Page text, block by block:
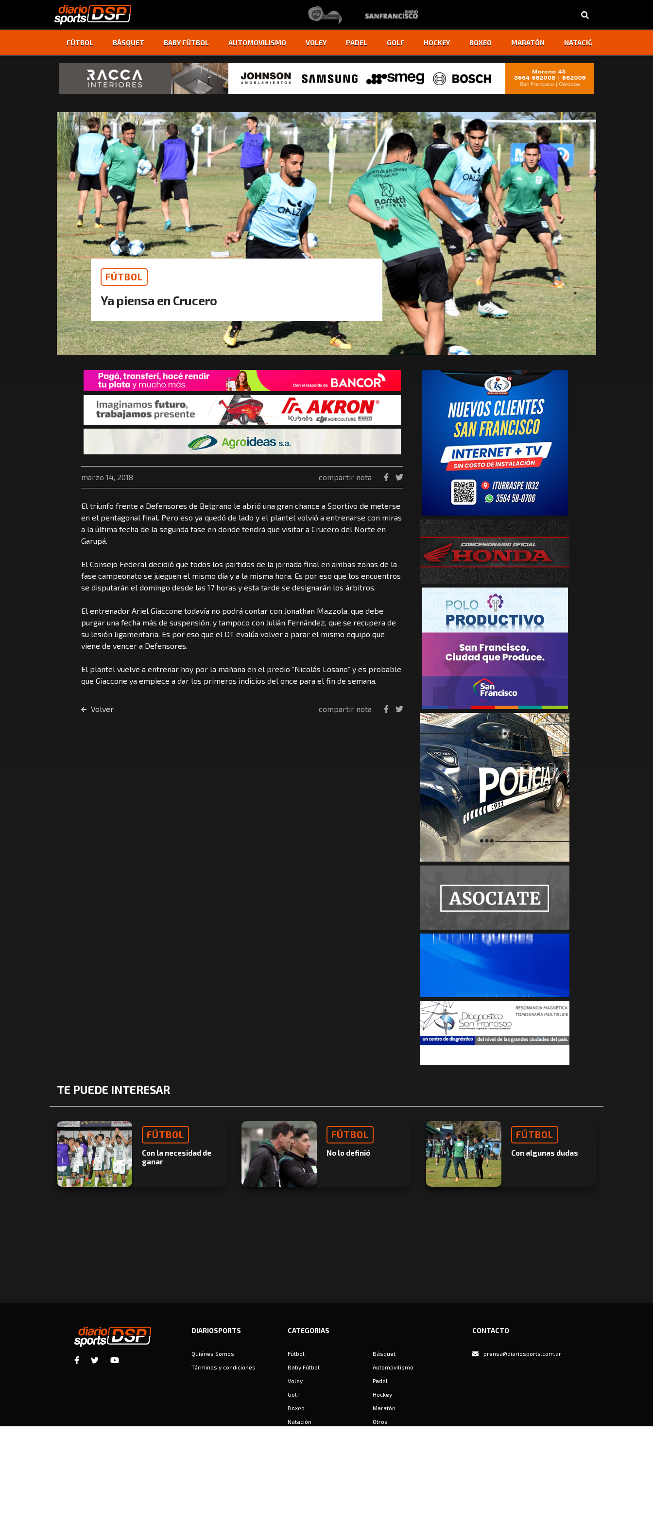
FÚTBOL BÁSQUET BABY FÚTBOL AUTOMOVILISMO VOLEY PADEL GOLF HOCKEY BOXEO MARATÓN NATACIÓN
‹ ›
FÚTBOL
Ya piensa en Crucero
marzo 14, 2018 compartir nota
El triunfo frente a Defensores de Belgrano le abrió una gran chance a Sportivo de meterse
en el pentagonal final. Pero eso ya quedó de lado y el plantel volvió a entrenarse con miras
a la última fecha de la segunda fase en donde tendrá que visitar a Crucero del Norte en
Garupá.
El Consejo Federal decidió que todos los partidos de la jornada final en ambas zonas de la
fase campeonato se jueguen el mismo día y a la misma hora. Es por eso que los encuentros
se disputarán el domingo desde las 17 horas y esta tarde se designarán los árbitros.
El entrenador Ariel Giaccone todavía no podrá contar con Jonathan Mazzola, que debe
purgar una fecha más de suspensión, y tampoco con Julián Fernández, que se recupera de
su lesión ligamentaria. Es por eso que el DT evalúa volver a parar el mismo equipo que
viene de vencer a Defensores.
El plantel vuelve a entrenar hoy por la mañana en el predio “Nicolás Losano” y es probable
que Giaccone ya empiece a dar los primeros indicios del once para el fin de semana.
Volver compartir nota
TE PUEDE INTERESAR
FÚTBOL
Con la necesidad de
ganar
FÚTBOL
No lo definió
FÚTBOL
Con algunas dudas
DIARIOSPORTS
Quiénes Somos
Términos y condiciones
CATEGORIAS
Fútbol
Básquet
Baby Fútbol
Automovilismo
Voley
Padel
Golf
Hockey
Boxeo
Maratón
Natación
Otros
CONTACTO
prensa@diariosports.com.ar